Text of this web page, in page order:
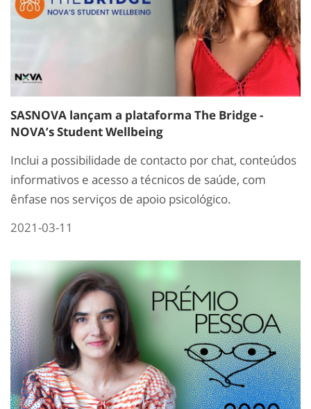
SASNOVA lançam a plataforma The Bridge -
NOVA’s Student Wellbeing
Inclui a possibilidade de contacto por chat, conteúdos
informativos e acesso a técnicos de saúde, com
ênfase nos serviços de apoio psicológico.
2021-03-11